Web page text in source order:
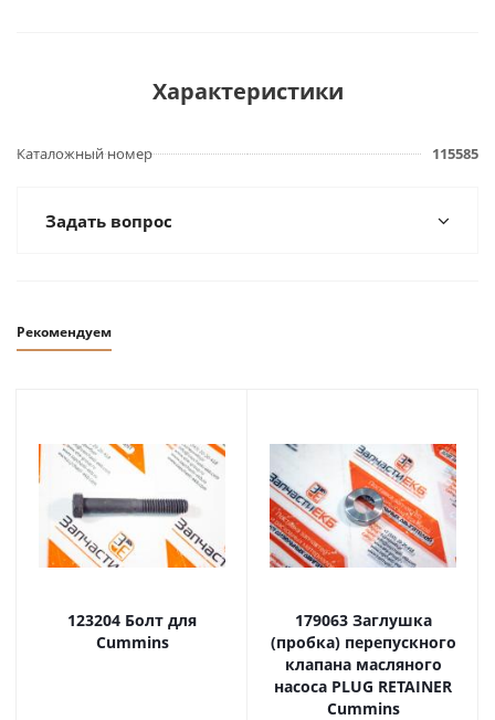
Характеристики
Каталожный номер 115585
Задать вопрос
Рекомендуем
123204 Болт для
Cummins
179063 Заглушка
(пробка) перепускного
клапана масляного
насоса PLUG RETAINER
Cummins